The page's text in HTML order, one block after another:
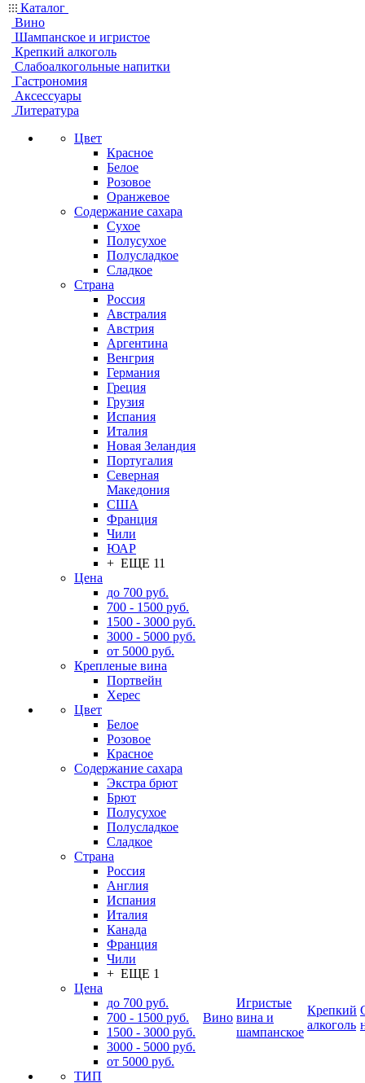
Каталог
Вино
Шампанское и игристое
Крепкий алкоголь
Слабоалкогольные напитки
Гастрономия
Аксессуары
Литература
Цвет
Красное
Белое
Розовое
Оранжевое
Содержание сахара
Сухое
Полусухое
Полусладкое
Сладкое
Страна
Россия
Австралия
Австрия
Аргентина
Венгрия
Германия
Греция
Грузия
Испания
Италия
Новая Зеландия
Португалия
Северная
Македония
США
Франция
Чили
ЮАР
+ ЕЩЕ 11
Цена
до 700 руб.
700 - 1500 руб.
1500 - 3000 руб.
3000 - 5000 руб.
от 5000 руб.
Крепленые вина
Портвейн
Херес
Цвет
Белое
Розовое
Красное
Содержание сахара
Экстра брют
Брют
Полусухое
Полусладкое
Сладкое
Страна
Россия
Англия
Испания
Италия
Канада
Франция
Чили
+ ЕЩЕ 1
Цена
до 700 руб.
700 - 1500 руб.
1500 - 3000 руб.
3000 - 5000 руб.
от 5000 руб.
ТИП
Вино
Игристые
вина и
шампанское
Крепкий
алкоголь